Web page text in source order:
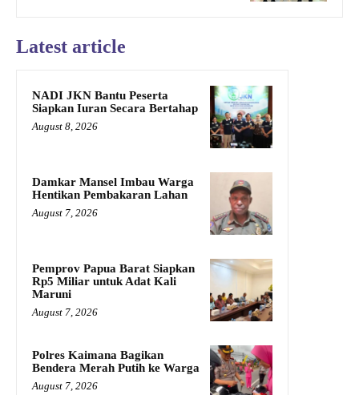
Latest article
NADI JKN Bantu Peserta
Siapkan Iuran Secara Bertahap
August 8, 2026
Damkar Mansel Imbau Warga
Hentikan Pembakaran Lahan
August 7, 2026
Pemprov Papua Barat Siapkan
Rp5 Miliar untuk Adat Kali
Maruni
August 7, 2026
Polres Kaimana Bagikan
Bendera Merah Putih ke Warga
August 7, 2026